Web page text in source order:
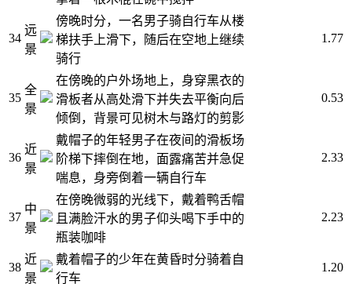
34
远
景
傍晚时分，一名男子骑自行车从楼
梯扶手上滑下，随后在空地上继续
骑行
1.77
35
全
景
在傍晚的户外场地上，身穿黑衣的
滑板者从高处滑下并失去平衡向后
倾倒，背景可见树木与路灯的剪影
0.53
36
近
景
戴帽子的年轻男子在夜间的滑板场
阶梯下摔倒在地，面露痛苦并急促
喘息，身旁倒着一辆自行车
2.33
37
中
景
在傍晚微弱的光线下，戴着鸭舌帽
且满脸汗水的男子仰头喝下手中的
瓶装咖啡
2.23
38
近
景
戴着帽子的少年在黄昏时分骑着自
行车
1.20